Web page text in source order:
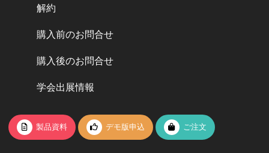
解約
購入前のお問合せ
購入後のお問合せ
学会出展情報
製品資料 デモ版申込 ご注文